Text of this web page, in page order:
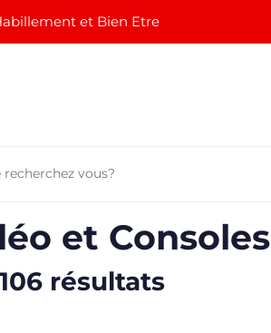
et Bien Etre
et Consoles
résultats